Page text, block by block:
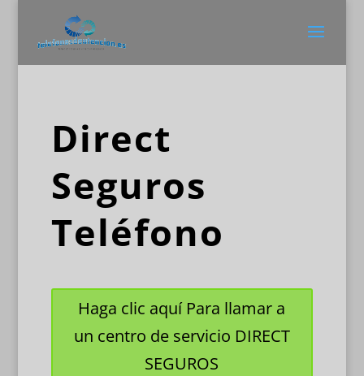
Direct
Seguros
Teléfono
Haga clic aquí Para llamar a
un centro de servicio DIRECT
SEGUROS